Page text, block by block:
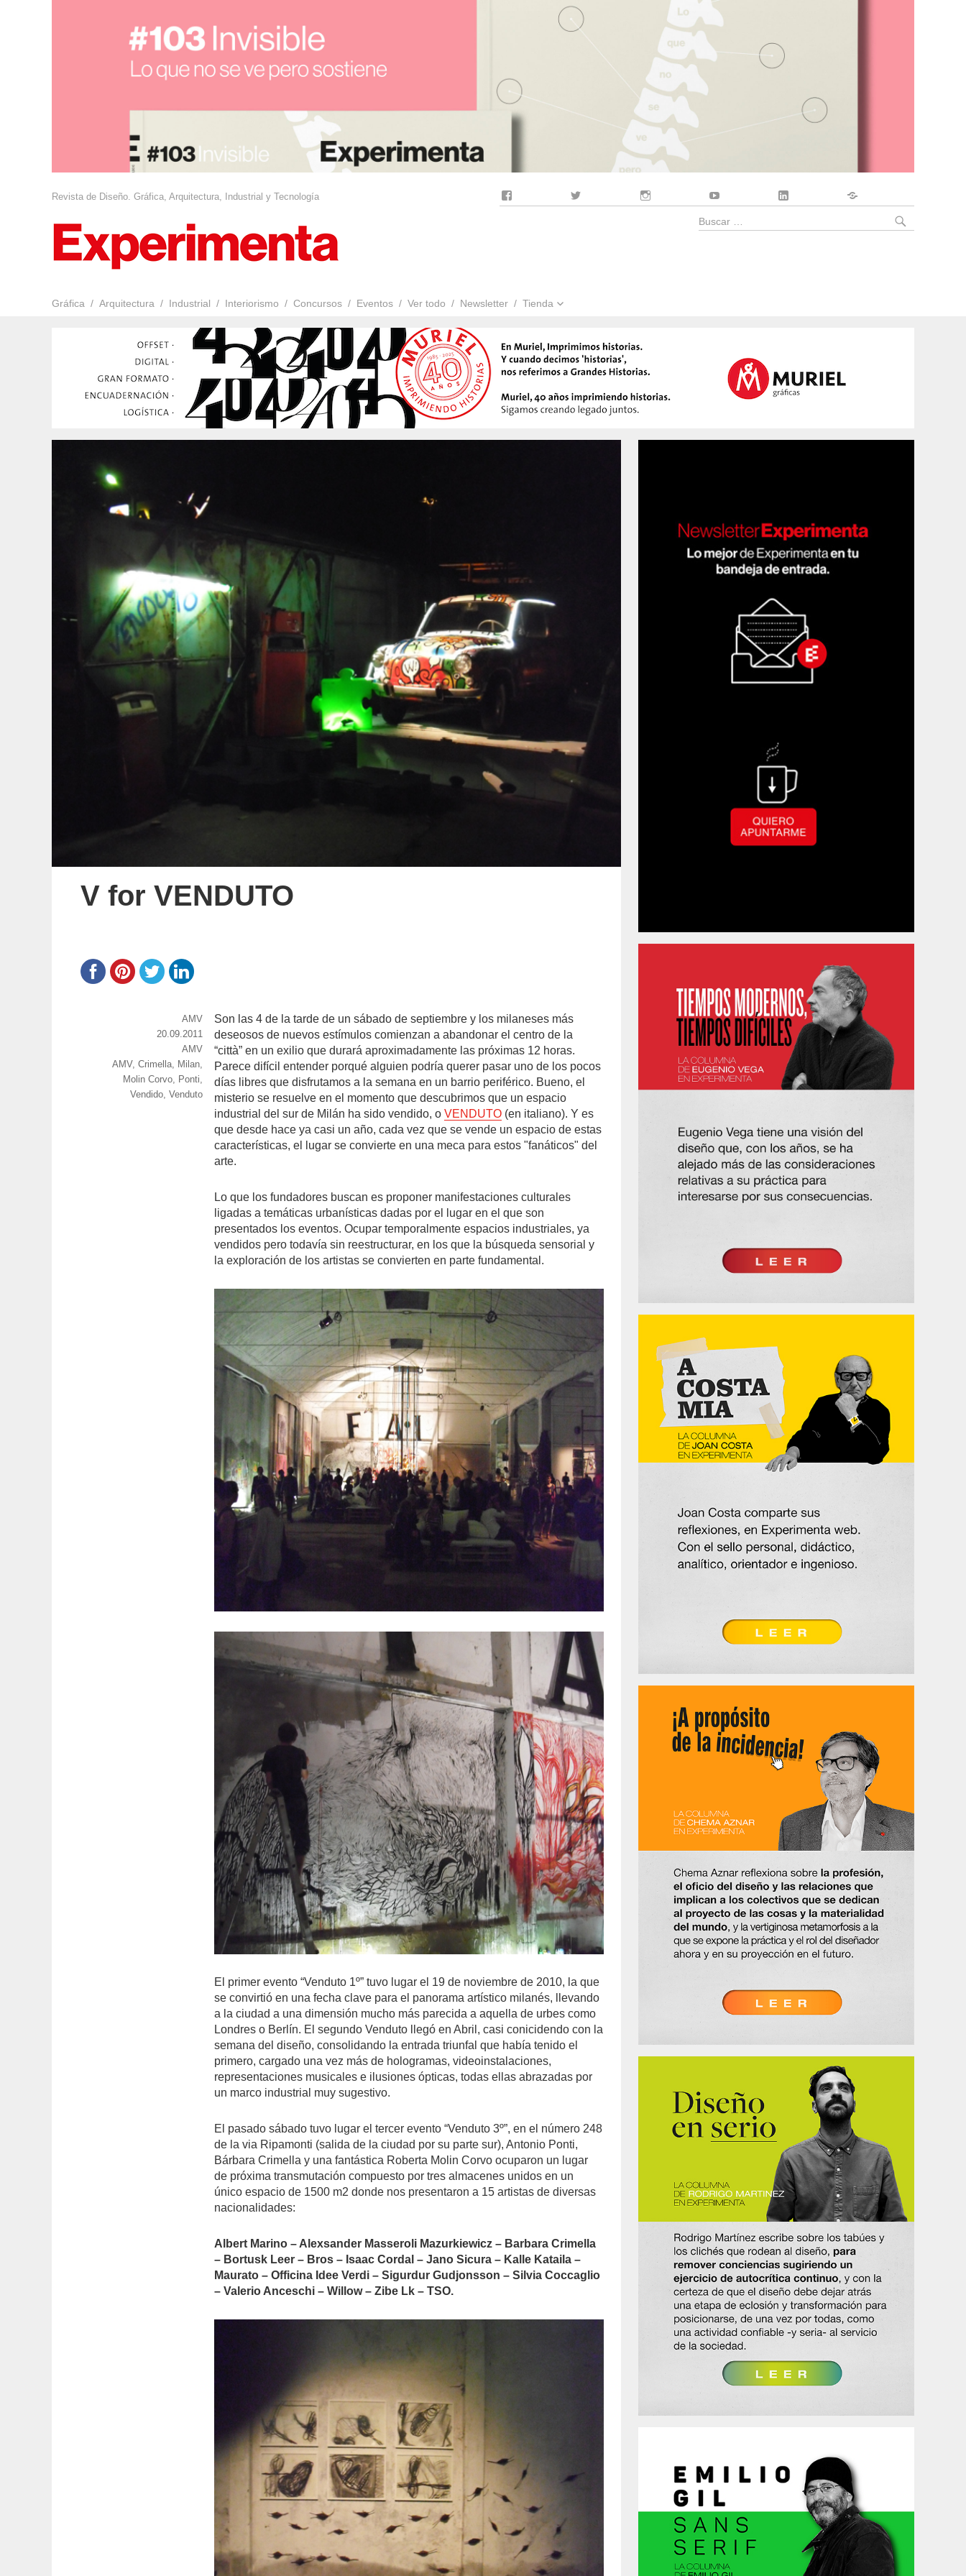
Revista de Diseño. Gráfica, Arquitectura, Industrial y Tecnología
Gráfica Arquitectura Industrial Interiorismo Concursos Eventos Ver todo Newsletter Tienda
Buscar
V for VENDUTO
Son las 4 de la tarde de un sábado de septiembre y los milaneses más
deseosos de nuevos estímulos comienzan a abandonar el centro de la
“città” en un exilio que durará aproximadamente las próximas 12 horas.
Parece difícil entender porqué alguien podría querer pasar uno de los pocos
días libres que disfrutamos a la semana en un barrio periférico. Bueno, el
misterio se resuelve en el momento que descubrimos que un espacio
industrial del sur de Milán ha sido vendido, oVENDUTO (en italiano). Y es
que desde hace ya casi un año, cada vez que se vende un espacio de estas
características, el lugar se convierte en una meca para estos "fanáticos" del
arte.
Lo que los fundadores buscan es proponer manifestaciones culturales
ligadas a temáticas urbanísticas dadas por el lugar en el que son
presentados los eventos. Ocupar temporalmente espacios industriales, ya
vendidos pero todavía sin reestructurar, en los que la búsqueda sensorial y
la exploración de los artistas se convierten en parte fundamental.
El primer evento “Venduto 1º” tuvo lugar el 19 de noviembre de 2010, la que
se convirtió en una fecha clave para el panorama artístico milanés, llevando
a la ciudad a una dimensión mucho más parecida a aquella de urbes como
Londres o Berlín. El segundo Venduto llegó en Abril, casi conicidendo con la
semana del diseño, consolidando la entrada triunfal que había tenido el
primero, cargado una vez más de hologramas, videoinstalaciones,
representaciones musicales e ilusiones ópticas, todas ellas abrazadas por
un marco industrial muy sugestivo.
El pasado sábado tuvo lugar el tercer evento “Venduto 3º”, en el número 248
de la via Ripamonti (salida de la ciudad por su parte sur), Antonio Ponti,
Bárbara Crimella y una fantástica Roberta Molin Corvo ocuparon un lugar
de próxima transmutación compuesto por tres almacenes unidos en un
único espacio de 1500 m2 donde nos presentaron a 15 artistas de diversas
nacionalidades:
Albert Marino – Alexsander Masseroli Mazurkiewicz – Barbara Crimella
– Bortusk Leer – Bros – Isaac Cordal – Jano Sicura – Kalle Kataila –
Maurato – Officina Idee Verdi – Sigurdur Gudjonsson – Silvia Coccaglio
– Valerio Anceschi – Willow – Zibe Lk – TSO.
https://www.experimenta.es/author/AMV/
AMV
Publicado
20.09.2011
Categorías
AMV
Etiquetas
AMV,Crimella Milan
Molin Corvo Ponti
Vendido ,Venduto